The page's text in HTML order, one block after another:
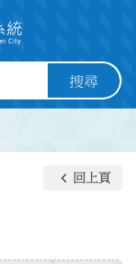
搜尋
keyboard_arrow_left 回上頁